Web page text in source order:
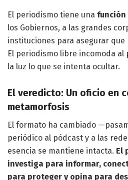
El periodismo tiene una función
los Gobiernos, a las grandes
instituciones para asegurar que
El periodismo libre incomoda al
la luz lo que se intenta ocultar.
El veredicto: Un oficio en
metamorfosis
El formato ha cambiado
periódico al pódcast y a las
esencia se mantiene intacta. El
investiga para informar,
para proteger y opina para